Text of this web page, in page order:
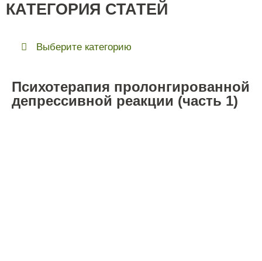
КАТЕГОРИЯ СТАТЕЙ
Выберите категорию
Психотерапия пролонгированной
депрессивной реакции (часть 1)